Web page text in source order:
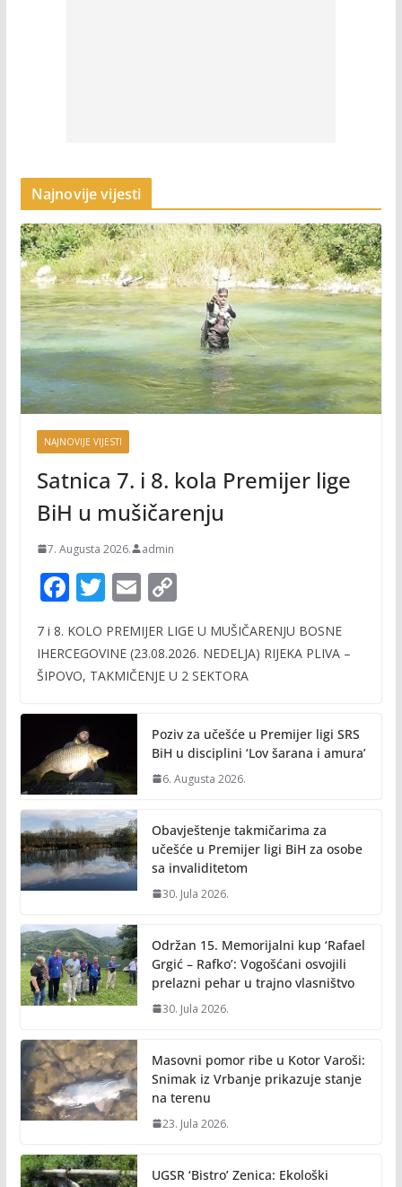
Najnovije vijesti
NAJNOVIJE VIJESTI
Satnica 7. i 8. kola Premijer lige
BiH u mušičarenju
7. Augusta 2026. admin
F
e
b
o
k
T
itt
er
E
ai
l
C
p
y
n
k
7 i 8. KOLO PREMIJER LIGE U MUŠIČARENJU BOSNE
IHERCEGOVINE (23.08.2026. NEDELJA) RIJEKA PLIVA –
ŠIPOVO, TAKMIČENJE U 2 SEKTORA
Poziv za učešće u Premijer ligi SRS
BiH u disciplini ‘Lov šarana i amura’
6. Augusta 2026.
Obavještenje takmičarima za
učešće u Premijer ligi BiH za osobe
sa invaliditetom
30. Jula 2026.
Održan 15. Memorijalni kup ‘Rafael
Grgić – Rafko’: Vogošćani osvojili
prelazni pehar u trajno vlasništvo
30. Jula 2026.
Masovni pomor ribe u Kotor Varoši:
Snimak iz Vrbanje prikazuje stanje
na terenu
23. Jula 2026.
UGSR ‘Bistro’ Zenica: Ekološki